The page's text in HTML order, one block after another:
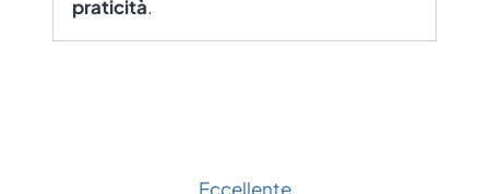
praticità.
Eccellente